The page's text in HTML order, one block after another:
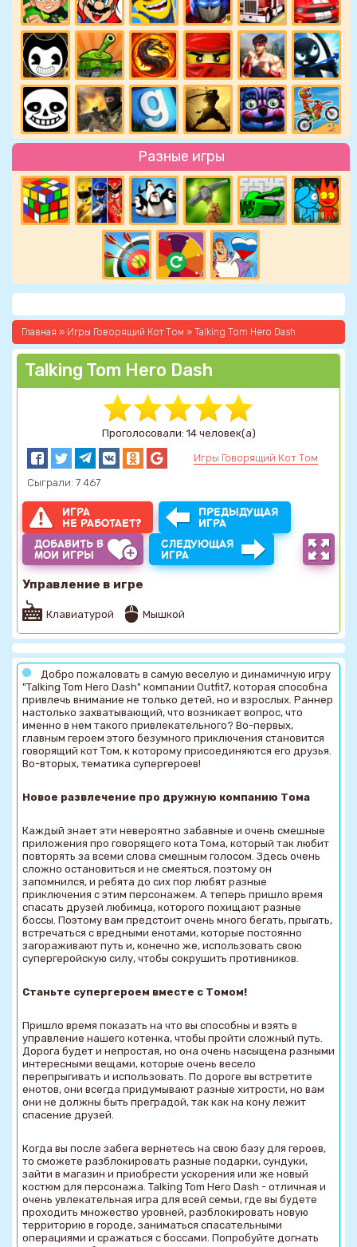
Разные игры
Главная » Игры Говорящий Кот Том » Talking Tom Hero Dash
Talking Tom Hero Dash
Проголосовали: 14 человек(а)
Игры Говорящий Кот Том
Сыграли: 7 467
ИГРА
НЕ РАБОТАЕТ?
ПРЕДЫДУЩАЯ
ИГРА
ДОБАВИТЬ В
МОИ ИГРЫ
СЛЕДУЮЩАЯ
ИГРА
Управление в игре
Клавиатурой Мышкой
Добро пожаловать в самую веселую и динамичную игру
"Talking Tom Hero Dash" компании Outfit7, которая способна
привлечь внимание не только детей, но и взрослых. Раннер
настолько захватывающий, что возникает вопрос, что
именно в нем такого привлекательного? Во-первых,
главным героем этого безумного приключения становится
говорящий кот Том, к которому присоединяются его друзья.
Во-вторых, тематика супергероев!
Новое развлечение про дружную компанию Тома
Каждый знает эти невероятно забавные и очень смешные
приложения про говорящего кота Тома, который так любит
повторять за всеми слова смешным голосом. Здесь очень
сложно остановиться и не смеяться, поэтому он
запомнился, и ребята до сих пор любят разные
приключения с этим персонажем. А теперь пришло время
спасать друзей любимца, которого похищают разные
боссы. Поэтому вам предстоит очень много бегать, прыгать,
встречаться с вредными енотами, которые постоянно
загораживают путь и, конечно же, использовать свою
супергеройскую силу, чтобы сокрушить противников.
Станьте супергероем вместе с Томом!
Пришло время показать на что вы способны и взять в
управление нашего котенка, чтобы пройти сложный путь.
Дорога будет и непростая, но она очень насыщена разными
интересными вещами, которые очень весело
перепрыгивать и использовать. По дороге вы встретите
енотов, они всегда придумывают разные хитрости, но вам
они не должны быть преградой, так как на кону лежит
спасение друзей.
Когда вы после забега вернетесь на свою базу для героев,
то сможете разблокировать разные подарки, сундуки,
зайти в магазин и приобрести ускорения или же новый
костюм для персонажа. Talking Tom Hero Dash - отличная и
очень увлекательная игра для всей семьи, где вы будете
проходить множество уровней, разблокировать новую
территорию в городе, заниматься спасательными
операциями и сражаться с боссами. Попробуйте догнать